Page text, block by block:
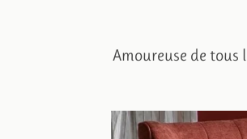
Amoureuse de tous